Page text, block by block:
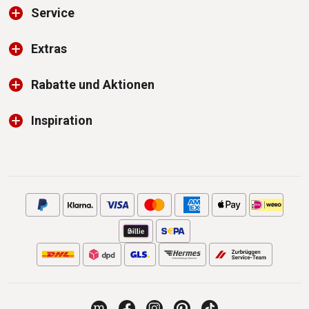
Service
Extras
Rabatte und Aktionen
Inspiration